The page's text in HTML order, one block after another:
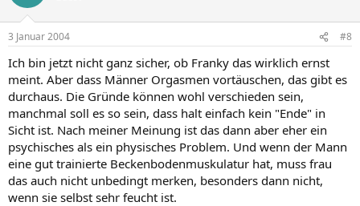
3 Januar 2004 #8
Ich bin jetzt nicht ganz sicher, ob Franky das wirklich ernst
meint. Aber dass Männer Orgasmen vortäuschen, das gibt es
durchaus. Die Gründe können wohl verschieden sein,
manchmal soll es so sein, dass halt einfach kein "Ende" in
Sicht ist. Nach meiner Meinung ist das dann aber eher ein
psychisches als ein physisches Problem. Und wenn der Mann
eine gut trainierte Beckenbodenmuskulatur hat, muss frau
das auch nicht unbedingt merken, besonders dann nicht,
wenn sie selbst sehr feucht ist.